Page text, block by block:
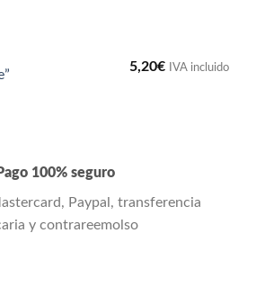
5,20€ IVA incluido
100% seguro
Paypal, transferencia
y contrareemolso